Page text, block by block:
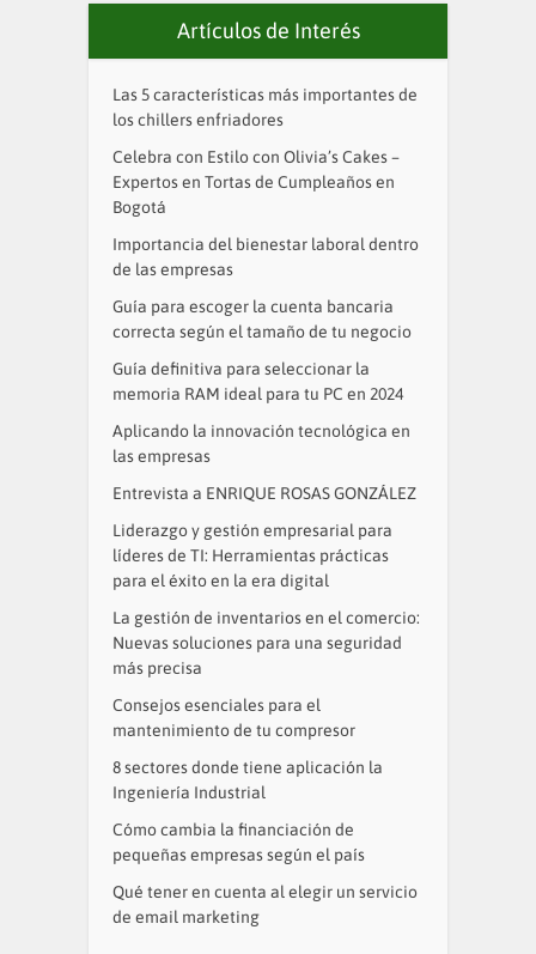
Artículos de Interés
Las 5 características más importantes de
los chillers enfriadores
Celebra con Estilo con Olivia’s Cakes –
Expertos en Tortas de Cumpleaños en
Bogotá
Importancia del bienestar laboral dentro
de las empresas
Guía para escoger la cuenta bancaria
correcta según el tamaño de tu negocio
Guía definitiva para seleccionar la
memoria RAM ideal para tu PC en 2024
Aplicando la innovación tecnológica en
las empresas
Entrevista a ENRIQUE ROSAS GONZÁLEZ
Liderazgo y gestión empresarial para
líderes de TI: Herramientas prácticas
para el éxito en la era digital
La gestión de inventarios en el comercio:
Nuevas soluciones para una seguridad
más precisa
Consejos esenciales para el
mantenimiento de tu compresor
8 sectores donde tiene aplicación la
Ingeniería Industrial
Cómo cambia la financiación de
pequeñas empresas según el país
Qué tener en cuenta al elegir un servicio
de email marketing